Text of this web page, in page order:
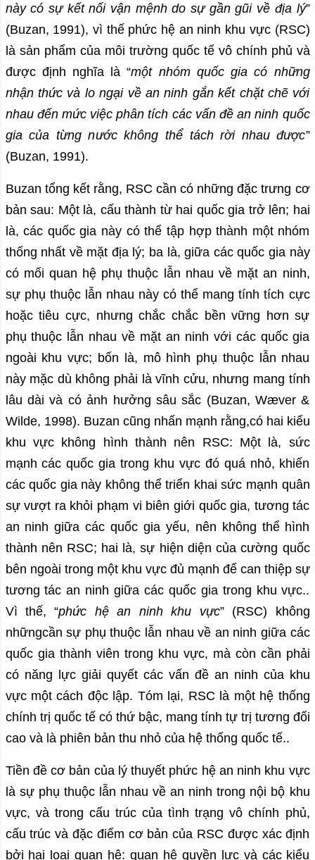
này có sự kết nối vận mệnh do sự gần gũi về địa lý”
(Buzan, 1991), vì thế phức hệ an ninh khu vực (RSC)
là sản phẩm của môi trường quốc tế vô chính phủ và
được định nghĩa là “một nhóm quốc gia có những
nhận thức và lo ngại về an ninh gắn kết chặt chẽ với
nhau đến mức việc phân tích các vấn đề an ninh quốc
gia của từng nước không thể tách rời nhau được”
(Buzan, 1991).
Buzan tổng kết rằng, RSC cần có những đặc trưng cơ
bản sau: Một là, cấu thành từ hai quốc gia trở lên; hai
là, các quốc gia này có thể tập hợp thành một nhóm
thống nhất về mặt địa lý; ba là, giữa các quốc gia này
có mối quan hệ phụ thuộc lẫn nhau về mặt an ninh,
sự phụ thuộc lẫn nhau này có thể mang tính tích cực
hoặc tiêu cực, nhưng chắc chắc bền vững hơn sự
phụ thuộc lẫn nhau về mặt an ninh với các quốc gia
ngoài khu vực; bốn là, mô hình phụ thuộc lẫn nhau
này mặc dù không phải là vĩnh cửu, nhưng mang tính
lâu dài và có ảnh hưởng sâu sắc (Buzan, Wæver &
Wilde, 1998). Buzan cũng nhấn mạnh rằng,có hai kiểu
khu vực không hình thành nên RSC: Một là, sức
mạnh các quốc gia trong khu vực đó quá nhỏ, khiến
các quốc gia này không thể triển khai sức mạnh quân
sự vượt ra khỏi phạm vi biên giới quốc gia, tương tác
an ninh giữa các quốc gia yếu, nên không thể hình
thành nên RSC; hai là, sự hiện diện của cường quốc
bên ngoài trong một khu vực đủ mạnh để can thiệp sự
tương tác an ninh giữa các quốc gia trong khu vực..
Vì thế, “phức hệ an ninh khu vực” (RSC) không
nhữngcần sự phụ thuộc lẫn nhau về an ninh giữa các
quốc gia thành viên trong khu vực, mà còn cần phải
có năng lực giải quyết các vấn đề an ninh của khu
vực một cách độc lập. Tóm lại, RSC là một hệ thống
chính trị quốc tế có thứ bậc, mang tính tự trị tương đối
cao và là phiên bản thu nhỏ của hệ thống quốc tế..
Tiền đề cơ bản của lý thuyết phức hệ an ninh khu vực
là sự phụ thuộc lẫn nhau về an ninh trong nội bộ khu
vực, và trong cấu trúc của tình trạng vô chính phủ,
cấu trúc và đặc điểm cơ bản của RSC được xác định
bởi hai loại quan hệ: quan hệ quyền lực và các kiểu